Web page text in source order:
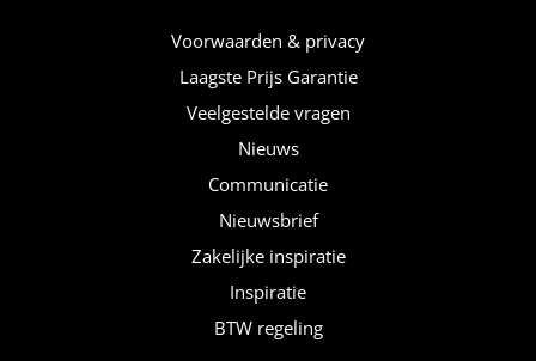
Voorwaarden & privacy
Laagste Prijs Garantie
Veelgestelde vragen
Nieuws
Communicatie
Nieuwsbrief
Zakelijke inspiratie
Inspiratie
BTW regeling